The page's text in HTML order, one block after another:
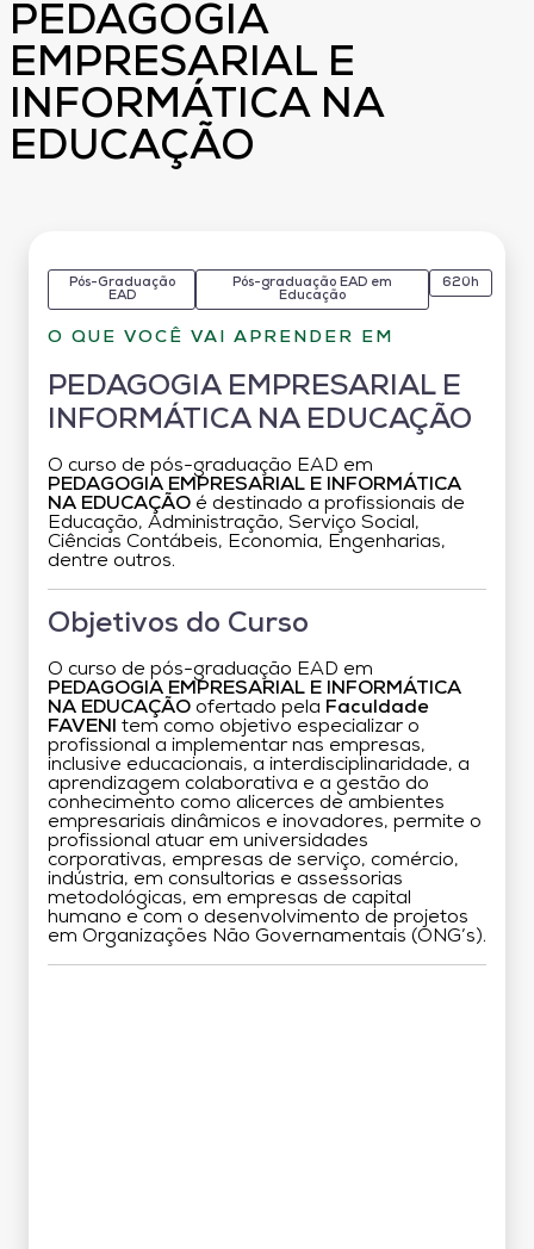
PEDAGOGIA
EMPRESARIAL E
INFORMÁTICA NA
EDUCAÇÃO
Pós-Graduação
EAD
Pós-graduação EAD em
Educação
620h
O QUE VOCÊ VAI APRENDER EM
PEDAGOGIA EMPRESARIAL E
INFORMÁTICA NA EDUCAÇÃO
O curso de pós-graduação EAD em
PEDAGOGIA EMPRESARIAL E INFORMÁTICA
NA EDUCAÇÃO é destinado a profissionais de
Educação, Administração, Serviço Social,
Ciências Contábeis, Economia, Engenharias,
dentre outros.
Objetivos do Curso
O curso de pós-graduação EAD em
PEDAGOGIA EMPRESARIAL E INFORMÁTICA
NA EDUCAÇÃO ofertado pela Faculdade
FAVENI
tem como objetivo especializar o
profissional a implementar nas empresas,
inclusive educacionais, a interdisciplinaridade, a
aprendizagem colaborativa e a gestão do
conhecimento como alicerces de ambientes
empresariais dinâmicos e inovadores, permite o
profissional atuar em universidades
corporativas, empresas de serviço, comércio,
indústria, em consultorias e assessorias
metodológicas, em empresas de capital
humano e com o desenvolvimento de projetos
em Organizações Não Governamentais (ONG’s).